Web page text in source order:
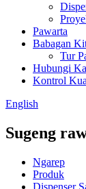
Pawarta
Babagan
Tur
Hubungi
Kontrol
English
Sugeng
Ngarep
Produk
Dispenser